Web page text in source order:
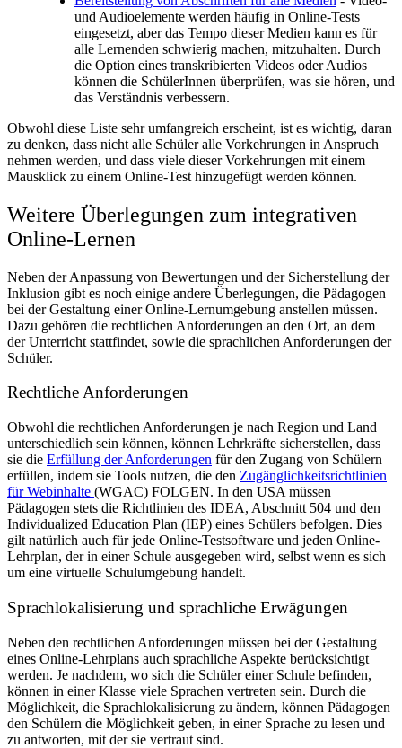
und Audioelemente werden häufig in Online-Tests
eingesetzt, aber das Tempo dieser Medien kann es für
alle Lernenden schwierig machen, mitzuhalten. Durch
die Option eines transkribierten Videos oder Audios
können die SchülerInnen überprüfen, was sie hören, und
das Verständnis verbessern.
Obwohl diese Liste sehr umfangreich erscheint, ist es wichtig, daran
zu denken, dass nicht alle Schüler alle Vorkehrungen in Anspruch
nehmen werden, und dass viele dieser Vorkehrungen mit einem
Mausklick zu einem Online-Test hinzugefügt werden können.
Weitere Überlegungen zum integrativen
Online-Lernen
Neben der Anpassung von Bewertungen und der Sicherstellung der
Inklusion gibt es noch einige andere Überlegungen, die Pädagogen
bei der Gestaltung einer Online-Lernumgebung anstellen müssen.
Dazu gehören die rechtlichen Anforderungen an den Ort, an dem
der Unterricht stattfindet, sowie die sprachlichen Anforderungen der
Schüler.
Rechtliche Anforderungen
Obwohl die rechtlichen Anforderungen je nach Region und Land
unterschiedlich sein können, können Lehrkräfte sicherstellen, dass
sie die Erfüllung der Anforderungen für den Zugang von Schülern
erfüllen, indem sie Tools nutzen, die den Zugänglichkeitsrichtlinien
für Webinhalte (WGAC) FOLGEN. In den USA müssen
Pädagogen stets die Richtlinien des IDEA, Abschnitt 504 und den
Individualized Education Plan (IEP) eines Schülers befolgen. Dies
gilt natürlich auch für jede Online-Testsoftware und jeden Online-
Lehrplan, der in einer Schule ausgegeben wird, selbst wenn es sich
um eine virtuelle Schulumgebung handelt.
Sprachlokalisierung und sprachliche Erwägungen
Neben den rechtlichen Anforderungen müssen bei der Gestaltung
eines Online-Lehrplans auch sprachliche Aspekte berücksichtigt
werden. Je nachdem, wo sich die Schüler einer Schule befinden,
können in einer Klasse viele Sprachen vertreten sein. Durch die
Möglichkeit, die Sprachlokalisierung zu ändern, können Pädagogen
den Schülern die Möglichkeit geben, in einer Sprache zu lesen und
zu antworten, mit der sie vertraut sind.